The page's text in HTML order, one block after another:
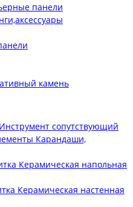
панели
камень
Инструмент сопутствующий
Карандаши,
Керамическая напольная
Керамическая настенная